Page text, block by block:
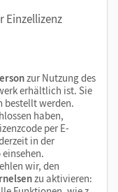
Einzellizenz
zur Nutzung des
erhältlich ist. Sie
bestellt werden.
haben,
per E-
in der
wir, den
zu aktivieren: